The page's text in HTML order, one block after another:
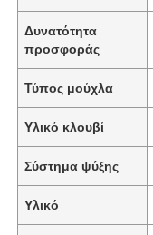
Δυνατότητα
προσφοράς
Τύπος μούχλα
Υλικό κλουβί
Σύστημα ψύξης
Υλικό